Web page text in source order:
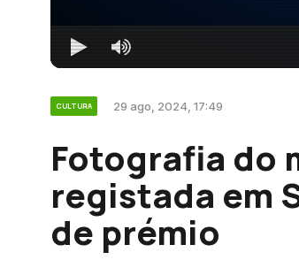
CULTURA 29 ago, 2024, 17:49
Fotografia do
registada em
de prémio